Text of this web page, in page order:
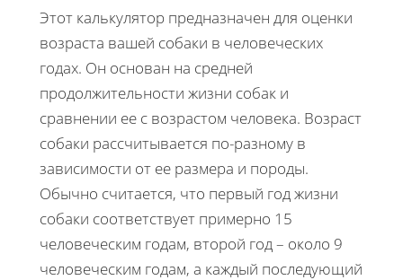
Этот калькулятор предназначен для оценки
возраста вашей собаки в человеческих
годах. Он основан на средней
продолжительности жизни собак и
сравнении ее с возрастом человека. Возраст
собаки рассчитывается по-разному в
зависимости от ее размера и породы.
Обычно считается, что первый год жизни
собаки соответствует примерно 15
человеческим годам, второй год – около 9
человеческим годам, а каждый последующий